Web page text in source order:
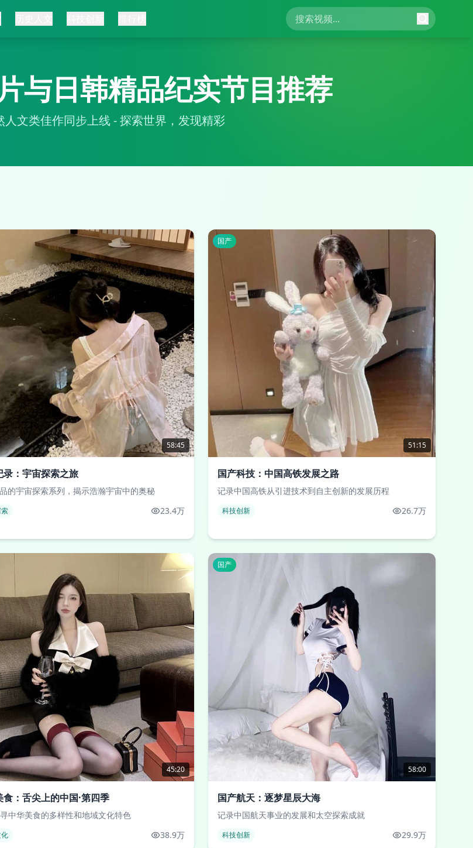
与日韩精品纪实节目推荐
人文类佳作同步上线 - 探索世界，发现精彩
58:45
录：宇宙探索之旅
的宇宙探索系列，揭示浩瀚宇宙中的奥秘
23.4万
51:15
国产
国产科技：中国高铁发展之路
记录中国高铁从引进技术到自主创新的发展历程
科技创新 26.7万
45:20
食：舌尖上的中国·第四季
中华美食的多样性和地域文化特色
38.9万
58:00
国产
国产航天：逐梦星辰大海
记录中国航天事业的发展和太空探索成就
科技创新 29.9万